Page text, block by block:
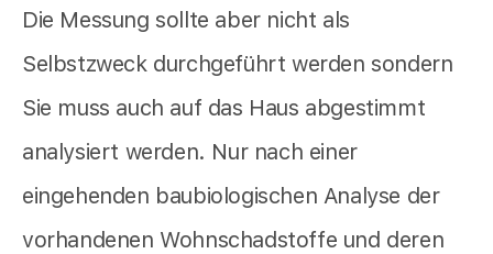
Die Messung sollte aber nicht als
Selbstzweck durchgeführt werden sondern
Sie muss auch auf das Haus abgestimmt
analysiert werden. Nur nach einer
eingehenden baubiologischen Analyse der
vorhandenen Wohnschadstoffe und deren